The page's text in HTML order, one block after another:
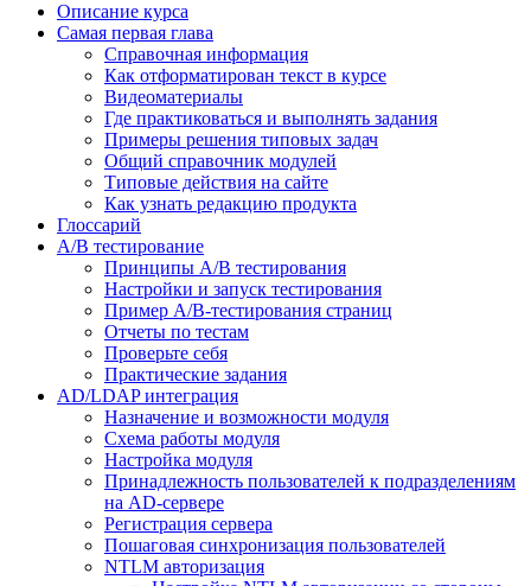
Описание курса
Самая первая глава
Справочная информация
Как отформатирован текст в курсе
Видеоматериалы
Где практиковаться и выполнять задания
Примеры решения типовых задач
Общий справочник модулей
Типовые действия на сайте
Как узнать редакцию продукта
Глоссарий
A/B тестирование
Принципы A/B тестирования
Настройки и запуск тестирования
Пример A/B-тестирования страниц
Отчеты по тестам
Проверьте себя
Практические задания
AD/LDAP интеграция
Назначение и возможности модуля
Схема работы модуля
Настройка модуля
Принадлежность пользователей к подразделениям
на AD-сервере
Регистрация сервера
Пошаговая синхронизация пользователей
NTLM авторизация